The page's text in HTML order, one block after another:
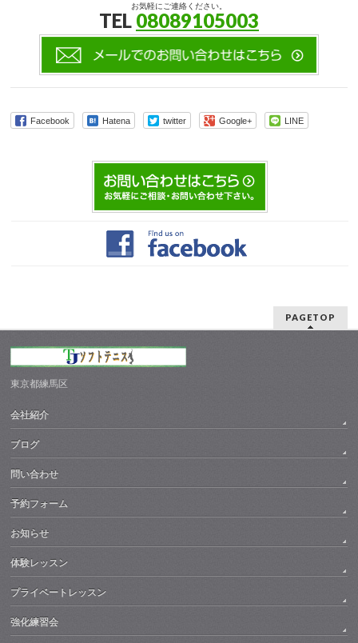
お気軽にご連絡ください。
TEL 08089105003
Facebook Hatena twitter Google+ LINE
PAGETOP
東京都練馬区
会社紹介
ブログ
問い合わせ
予約フォーム
お知らせ
体験レッスン
プライベートレッスン
強化練習会